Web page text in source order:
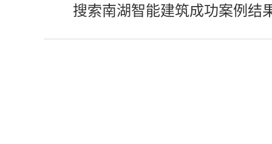
搜索南湖智能建筑成功案例结